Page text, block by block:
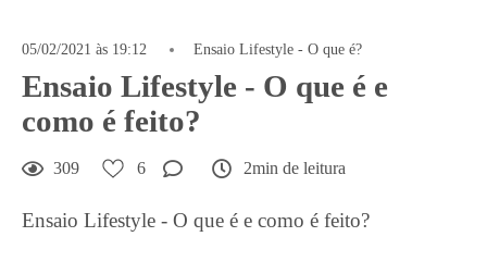
05/02/2021 às 19:12 Ensaio Lifestyle - O que é?
Ensaio Lifestyle - O que é e
como é feito?
309 6 2min de leitura
Ensaio Lifestyle - O que é e como é feito?